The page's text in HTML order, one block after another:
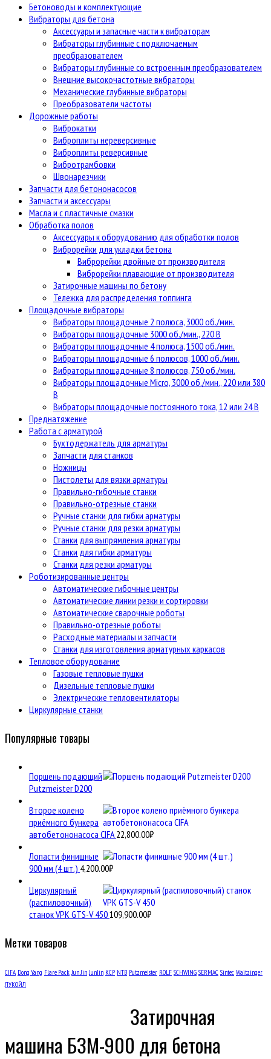
Бетоноводы и комплектующие
Вибраторы для бетона
Аксессуары и запасные части к вибраторам
Вибраторы глубинные с подключаемым
преобразователем
Вибраторы глубинные со встроенным преобразователем
Внешние высокочастотные вибраторы
Механические глубинные вибраторы
Преобразователи частоты
Дорожные работы
Виброкатки
Виброплиты нереверсивные
Виброплиты реверсивные
Вибротрамбовки
Швонарезчики
Запчасти для бетононасосов
Запчасти и аксессуары
Масла и с пластичные смазки
Обработка полов
Аксессуары к оборудованию для обработки полов
Виброрейки для укладки бетона
Виброрейки двойные от производителя
Виброрейки плавающие от производителя
Затирочные машины по бетону
Тележка для распределения топпинга
Площадочные вибраторы
Вибраторы площадочные 2 полюса, 3000 об./мин.
Вибраторы площадочные 3000 об./мин., 220 В
Вибраторы площадочные 4 полюса, 1500 об./мин.
Вибраторы площадочные 6 полюсов, 1000 об./мин.
Вибраторы площадочные 8 полюсов, 750 об./мин.
Вибраторы площадочные Micro, 3000 об./мин., 220 или 380
В
Вибраторы площадочные постоянного тока, 12 или 24 В
Преднатяжение
Работа с арматурой
Бухтодержатель для арматуры
Запчасти для станков
Ножницы
Пистолеты для вязки арматуры
Правильно-гибочные станки
Правильно-отрезные станки
Ручные станки для гибки арматуры
Ручные станки для резки арматуры
Станки для выпрямления арматуры
Станки для гибки арматуры
Станки для резки арматуры
Роботизированные центры
Автоматические гибочные центры
Автоматические линии резки и сортировки
Автоматические сварочные роботы
Правильно-отрезные роботы
Расходные материалы и запчасти
Станки для изготовления арматурных каркасов
Тепловое оборудование
Газовые тепловые пушки
Дизельные тепловые пушки
Электрические тепловентиляторы
Циркулярные станки
Популярные товары
Поршень подающий
Putzmeister D200
Второе колено
приёмного бункера
автобетононасоса CIFA 22,800.00₽
Лопасти финишные
900 мм (4 шт.) 4,200.00₽
Циркулярный
(распиловочный)
станок VPK GTS-V 450109,900.00₽
Метки товаров
CIFA Dong Yang Flare Pack Jun Jin JunJin KCP NTB Putzmeister ROLF SCHWING SERMAC Sintec Waitzinger
ЛУКОЙЛ
Затирочная
машина БЗМ-900 для бетона